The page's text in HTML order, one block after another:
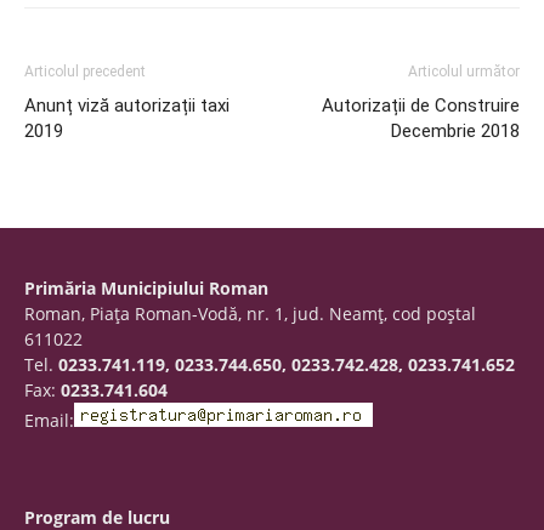
Articolul precedent
Anunț viză autorizații taxi
2019
Articolul următor
Autorizații de Construire
Decembrie 2018
Primăria Municipiului Roman
Roman, Piaţa Roman-Vodă, nr. 1, jud. Neamţ, cod poştal
611022
Tel. 0233.741.119, 0233.744.650, 0233.742.428, 0233.741.652
Fax: 0233.741.604
Email:
Program de lucru